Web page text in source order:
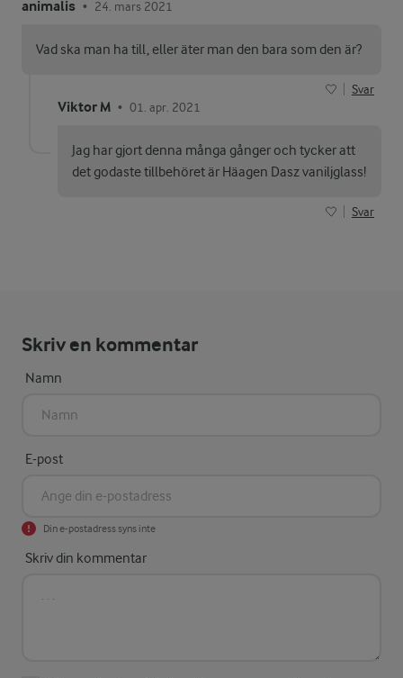
animalis • 24. mars 2021
Vad ska man ha till, eller äter man den bara som den är?
Svar
Viktor M • 01. apr. 2021
Jag har gjort denna många gånger och tycker att
det godaste tillbehöret är Häagen Dasz vaniljglass!
Svar
Skriv en kommentar
Namn
E-post
Din e-postadress syns inte
Skriv din kommentar